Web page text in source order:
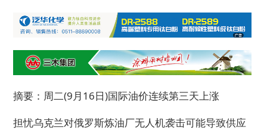
摘要：周二(9月16日)国际油价连续第三天上涨
担忧乌克兰对俄罗斯炼油厂无人机袭击可能导致供应